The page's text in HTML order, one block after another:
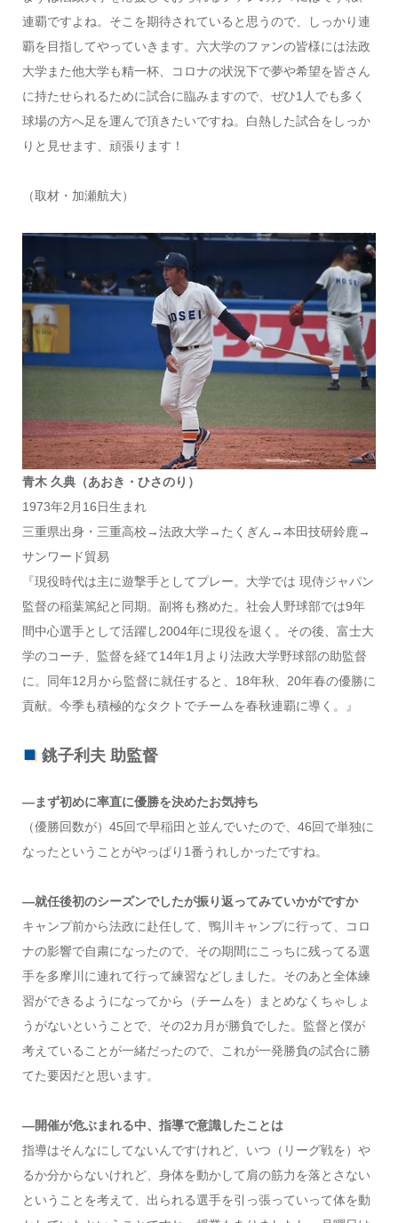
連覇ですよね。そこを期待されていると思うので、しっかり連
覇を目指してやっていきます。六大学のファンの皆様には法政
大学また他大学も精一杯、コロナの状況下で夢や希望を皆さん
に持たせられるために試合に臨みますので、ぜひ1人でも多く
球場の方へ足を運んで頂きたいですね。白熱した試合をしっか
りと見せます、頑張ります！
（取材・加瀬航大）
青木 久典（あおき・ひさのり）
1973年2月16日生まれ
三重県出身・三重高校→法政大学→たくぎん→本田技研鈴鹿→
サンワード貿易
『現役時代は主に遊撃手としてプレー。大学では 現侍ジャパン
監督の稲葉篤紀と同期。副将も務めた。社会人野球部では9年
間中心選手として活躍し2004年に現役を退く。その後、富士大
学のコーチ、監督を経て14年1月より法政大学野球部の助監督
に。同年12月から監督に就任すると、18年秋、20年春の優勝に
貢献。今季も積極的なタクトでチームを春秋連覇に導く。』
銚子利夫 助監督
―まず初めに率直に優勝を決めたお気持ち
（優勝回数が）45回で早稲田と並んでいたので、46回で単独に
なったということがやっぱり1番うれしかったですね。
―就任後初のシーズンでしたが振り返ってみていかがですか
キャンプ前から法政に赴任して、鴨川キャンプに行って、コロ
ナの影響で自粛になったので、その期間にこっちに残ってる選
手を多摩川に連れて行って練習などしました。そのあと全体練
習ができるようになってから（チームを）まとめなくちゃしょ
うがないということで、その2カ月が勝負でした。監督と僕が
考えていることが一緒だったので、これが一発勝負の試合に勝
てた要因だと思います。
―開催が危ぶまれる中、指導で意識したことは
指導はそんなにしてないんですけれど、いつ（リーグ戦を）や
るか分からないけれど、身体を動かして肩の筋力を落とさない
ということを考えて、出られる選手を引っ張っていって体を動